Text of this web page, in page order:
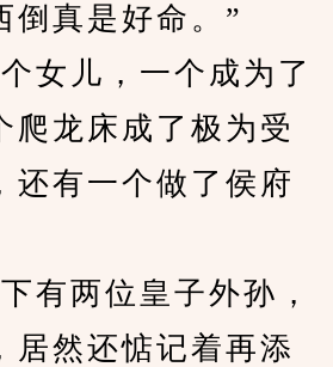
倒真是好命。”
儿，一个成为了
爬龙床成了极为受
还有一个做了侯府
两位皇子外孙，
居然还惦记着再添